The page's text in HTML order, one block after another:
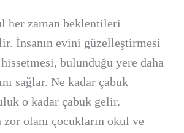
her zaman beklentileri
İnsanın evini güzelleştirmesi
bulunduğu yere daha
sağlar. Ne kadar çabuk
o kadar çabuk gelir.
zor olanı çocukların okul ve